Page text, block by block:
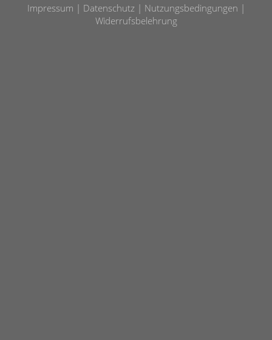
Impressum Datenschutz
Nutzungsbedingungen
Widerrufsbelehrung